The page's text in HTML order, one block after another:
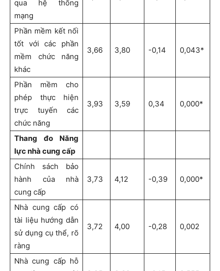
qua hệ thống
mạng
Phần mềm kết nối
tốt với các phần
mềm chức năng
khác
3,66 3,80 -0,14 0,043*
Phần mềm cho
phép thực hiện
trực tuyến các
chức năng
3,93 3,59 0,34 0,000*
Thang đo Năng
lực nhà cung cấp
Chính sách bảo
hành của nhà
cung cấp
3,73 4,12 -0,39 0,000*
Nhà cung cấp có
tài liệu hướng dẫn
sử dụng cụ thể, rõ
ràng
3,72 4,00 -0,28 0,002
Nhà cung cấp hỗ